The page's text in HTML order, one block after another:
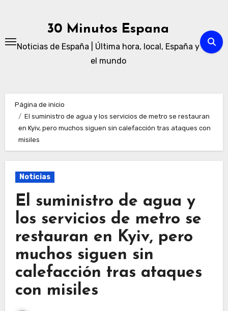
30 Minutos Espana
Noticias de España | Última hora, local, España y
el mundo
Página de inicio
El suministro de agua y los servicios de metro se restauran
en Kyiv, pero muchos siguen sin calefacción tras ataques con
misiles
Noticias
El suministro de agua y
los servicios de metro se
restauran en Kyiv, pero
muchos siguen sin
calefacción tras ataques
con misiles